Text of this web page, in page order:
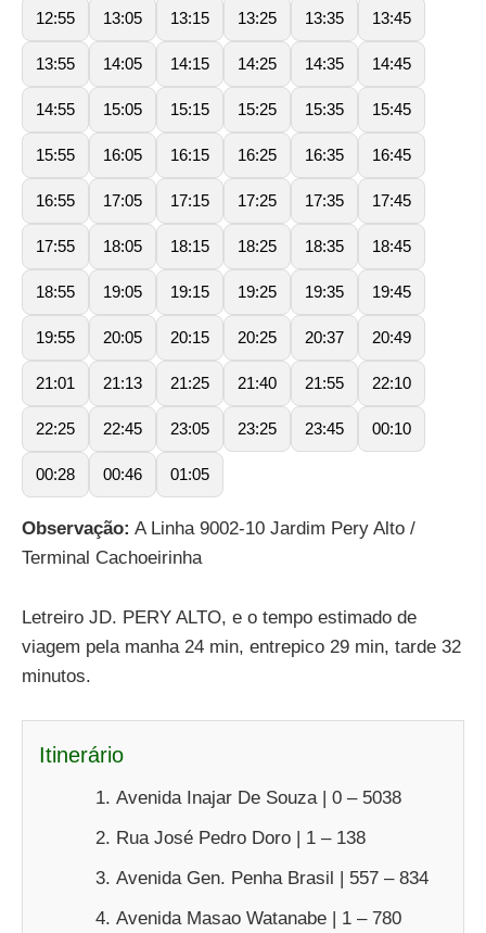
12:55 13:05 13:15 13:25 13:35 13:45
13:55 14:05 14:15 14:25 14:35 14:45
14:55 15:05 15:15 15:25 15:35 15:45
15:55 16:05 16:15 16:25 16:35 16:45
16:55 17:05 17:15 17:25 17:35 17:45
17:55 18:05 18:15 18:25 18:35 18:45
18:55 19:05 19:15 19:25 19:35 19:45
19:55 20:05 20:15 20:25 20:37 20:49
21:01 21:13 21:25 21:40 21:55 22:10
22:25 22:45 23:05 23:25 23:45 00:10
00:28 00:46 01:05
Observação: A Linha 9002-10 Jardim Pery Alto /
Terminal Cachoeirinha
Letreiro JD. PERY ALTO, e o tempo estimado de
viagem pela manha 24 min, entrepico 29 min, tarde 32
minutos.
Itinerário
Avenida Inajar De Souza | 0 – 5038
Rua José Pedro Doro | 1 – 138
Avenida Gen. Penha Brasil | 557 – 834
Avenida Masao Watanabe | 1 – 780